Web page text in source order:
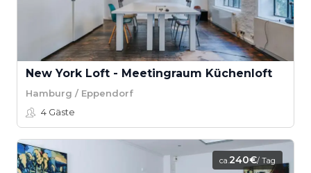
New York Loft - Meetingraum Küchenloft
Hamburg / Eppendorf
4 Gäste
ca.240€/ Tag